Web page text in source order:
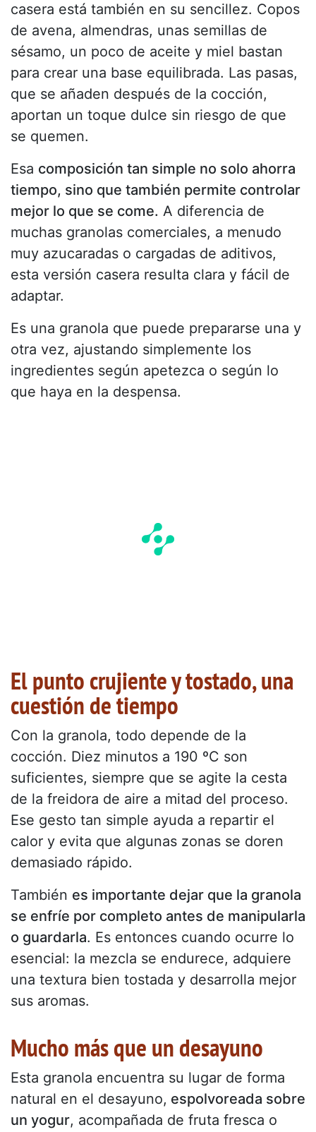
casera está también en su sencillez. Copos
de avena, almendras, unas semillas de
sésamo, un poco de aceite y miel bastan
para crear una base equilibrada. Las pasas,
que se añaden después de la cocción,
aportan un toque dulce sin riesgo de que
se quemen.
Esa composición tan simple no solo ahorra
tiempo, sino que también permite controlar
mejor lo que se come. A diferencia de
muchas granolas comerciales, a menudo
muy azucaradas o cargadas de aditivos,
esta versión casera resulta clara y fácil de
adaptar.
Es una granola que puede prepararse una y
otra vez, ajustando simplemente los
ingredientes según apetezca o según lo
que haya en la despensa.
El punto crujiente y tostado, una
cuestión de tiempo
Con la granola, todo depende de la
cocción. Diez minutos a 190 ºC son
suficientes, siempre que se agite la cesta
de la freidora de aire a mitad del proceso.
Ese gesto tan simple ayuda a repartir el
calor y evita que algunas zonas se doren
demasiado rápido.
También es importante dejar que la granola
se enfríe por completo antes de manipularla
o guardarla. Es entonces cuando ocurre lo
esencial: la mezcla se endurece, adquiere
una textura bien tostada y desarrolla mejor
sus aromas.
Mucho más que un desayuno
Esta granola encuentra su lugar de forma
natural en el desayuno, espolvoreada sobre
un yogur, acompañada de fruta fresca o